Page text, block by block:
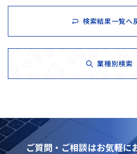
検索結果一覧へ
業種別検索
ご質問・ご相談はお気軽に